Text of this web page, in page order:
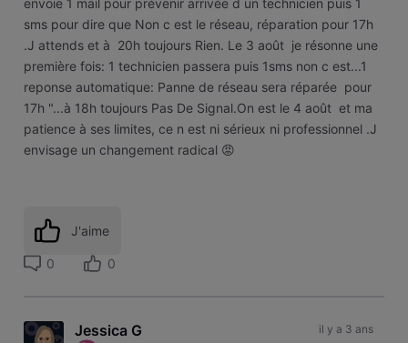
envoie 1 mail pour prévenir arrivée d un technicien puis 1
sms pour dire que Non c est le réseau, réparation pour 17h
.J attends et à 20h toujours Rien. Le 3 août je résonne une
première fois: 1 technicien passera puis 1sms non c est...1
reponse automatique: Panne de réseau sera réparée pour
17h "...à 18h toujours Pas De Signal.On est le 4 août et ma
patience à ses limites, ce n est ni sérieux ni professionnel .J
envisage un changement radical 😡
J'aime
0 0
Jessica G il y a 3 ans